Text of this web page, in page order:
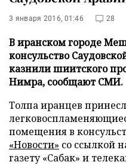
3 января 2016, 01:46 28
В иранском городе
консульство
казнили шиитского
Нимра, сообщают СМИ.
Толпа иранцев
помещения в
«Новости» со ссылкой
газету «Сабак» и